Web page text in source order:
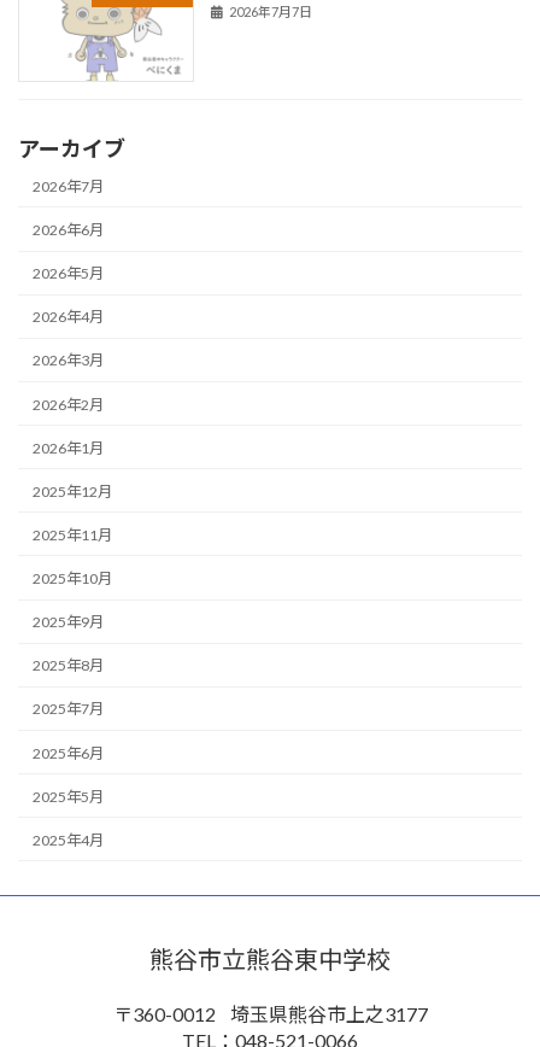
2026年7月7日
アーカイブ
2026年7月
2026年6月
2026年5月
2026年4月
2026年3月
2026年2月
2026年1月
2025年12月
2025年11月
2025年10月
2025年9月
2025年8月
2025年7月
2025年6月
2025年5月
2025年4月
熊谷市立熊谷東中学校
〒360-0012
埼玉県熊谷市上之3177
TEL：048-521-0066